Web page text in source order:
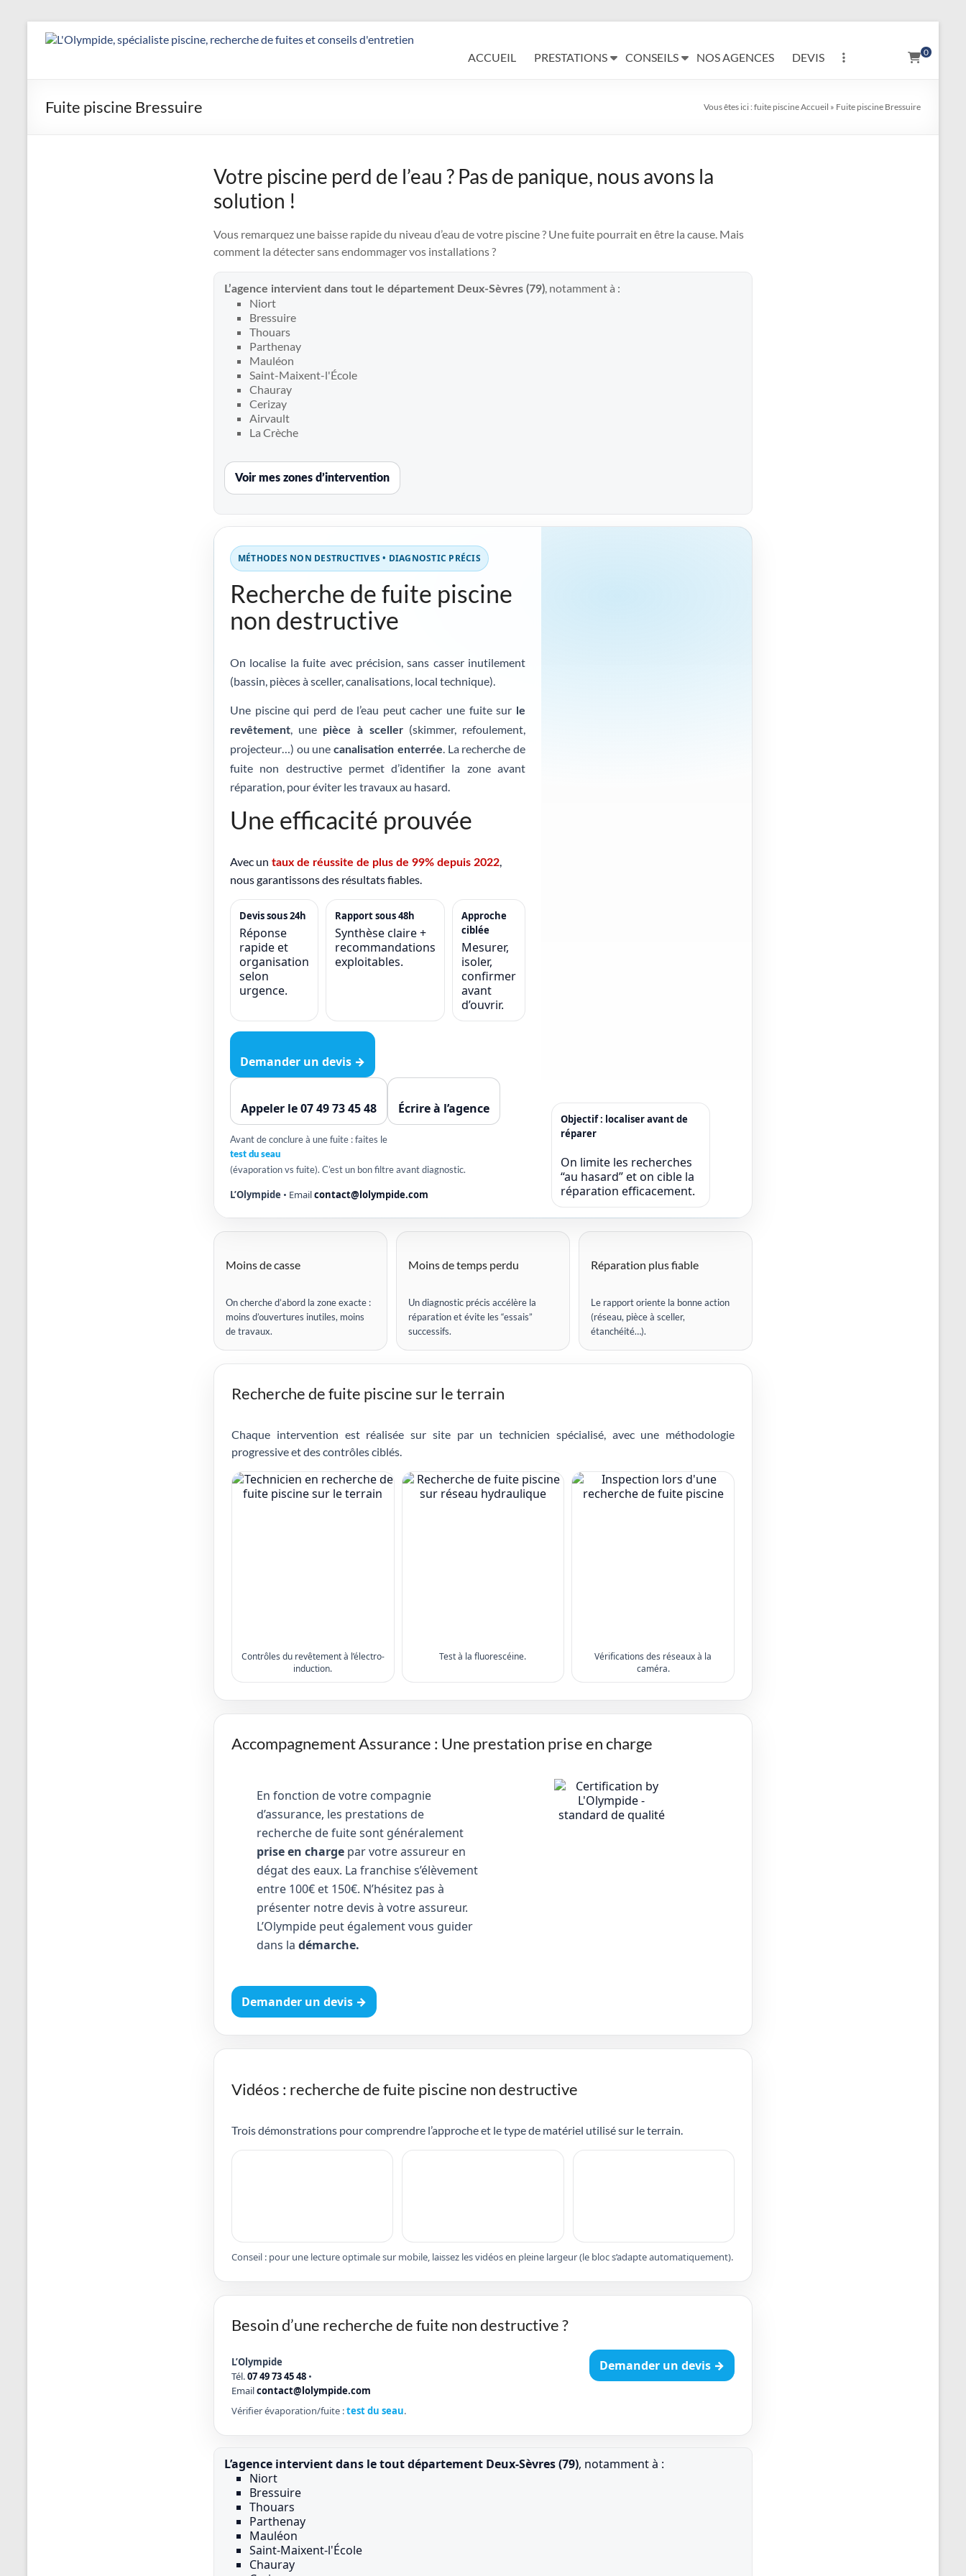
Détection
Réparation
0
ACCUEIL PRESTATIONS CONSEILS NOS AGENCES DEVIS
Fuite piscine Bressuire Vous êtes ici : fuite piscineAccueil » Fuite piscine Bressuire
Votre piscine perd de l’eau ? Pas de panique, nous avons la
solution !
Vous remarquez une baisse rapide du niveau d’eau de votre piscine ? Une fuite pourrait en être la cause. Mais
comment la détecter sans endommager vos installations ?
L’agence intervient dans tout le département Deux-Sèvres (79), notamment à :
Niort
Bressuire
Thouars
Parthenay
Mauléon
Saint-Maixent-l'École
Chauray
Cerizay
Airvault
La Crèche
Voir mes zones d’intervention
MÉTHODES NON DESTRUCTIVES • DIAGNOSTIC PRÉCIS
Recherche de fuite piscine
non destructive
On localise la fuite avec précision, sans casser inutilement
(bassin, pièces à sceller, canalisations, local technique).
Une piscine qui perd de l’eau peut cacher une fuite sur
le
revêtement, une pièce à sceller (skimmer, refoulement,
projecteur…) ou unecanalisation enterrée. La recherche de
fuite non destructive permet d’identifier la zone avant
réparation, pour éviter les travaux au hasard.
Une efficacité prouvée
Avec un taux de réussite de plus de 99% depuis 2022,
nous garantissons des résultats fiables.
Devis sous 24h
Réponse
rapide et
organisation
selon
urgence.
Rapport sous 48h
Synthèse claire +
recommandations
exploitables.
Approche
ciblée
Mesurer,
isoler,
confirmer
avant
d’ouvrir.
Demander un devis →
Appeler le 07 49 73 45 48 Écrire à l’agence
Avant de conclure à une fuite : faites le
test du seau
(évaporation vs fuite). C’est un bon filtre avant diagnostic.
L’Olympide • Emailcontact@lolympide.com
Objectif : localiser avant de
réparer
On limite les recherches
“au hasard” et on cible la
réparation efficacement.
Moins de casse
On cherche d’abord la zone exacte :
moins d’ouvertures inutiles, moins
de travaux.
Moins de temps perdu
Un diagnostic précis accélère la
réparation et évite les “essais”
successifs.
Réparation plus fiable
Le rapport oriente la bonne action
(réseau, pièce à sceller,
étanchéité…).
Recherche de fuite piscine sur le terrain
Chaque intervention est réalisée sur site par un technicien spécialisé, avec une méthodologie
progressive et des contrôles ciblés.
Contrôles du revêtement à l’électro-
induction.
Test à la fluorescéine.
Vérifications des réseaux à la
caméra.
Accompagnement Assurance : Une prestation prise en charge
En fonction de votre compagnie
d’assurance, les prestations de
recherche de fuite sont généralement
prise en charge par votre assureur en
dégat des eaux. La franchise s’élèvement
entre 100€ et 150€. N’hésitez pas à
présenter notre devis à votre assureur.
L’Olympide peut également vous guider
dans la démarche.
Demander un devis →
Vidéos : recherche de fuite piscine non destructive
Trois démonstrations pour comprendre l’approche et le type de matériel utilisé sur le terrain.
Conseil : pour une lecture optimale sur mobile, laissez les vidéos en pleine largeur (le bloc s’adapte automatiquement).
Besoin d’une recherche de fuite non destructive ?
L’Olympide
Tél.07 49 73 45 48 •
Emailcontact@lolympide.com
Vérifier évaporation/fuite :test du seau.
Demander un devis →
L’agence intervient dans le tout département Deux-Sèvres (79), notamment à :
Niort
Bressuire
Thouars
Parthenay
Mauléon
Saint-Maixent-l'École
Chauray